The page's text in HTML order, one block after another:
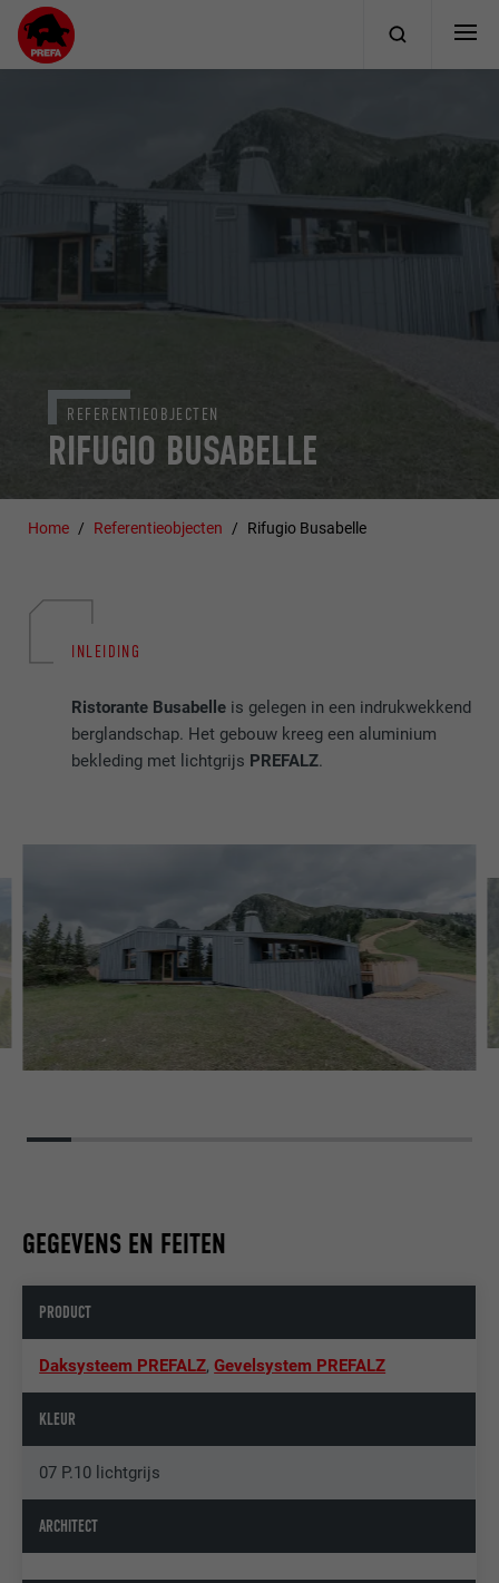
RIFUGIO BUSABELLE
REFERENTIEOBJECTEN
Home Referentieobjecten Rifugio Busabelle
INLEIDING
Ristorante Busabelle is gelegen in een indrukwekkend
berglandschap. Het gebouw kreeg een aluminium
bekleding met lichtgrijs PREFALZ.
GEGEVENS EN FEITEN
PRODUCT
Daksysteem PREFALZ,Gevelsystem PREFALZ
KLEUR
07 P.10 lichtgrijs
ARCHITECT